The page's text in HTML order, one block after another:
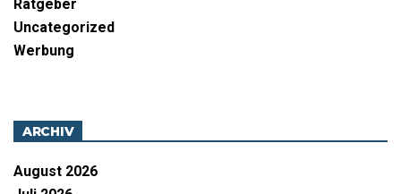
Ratgeber
Uncategorized
Werbung
ARCHIV
August 2026